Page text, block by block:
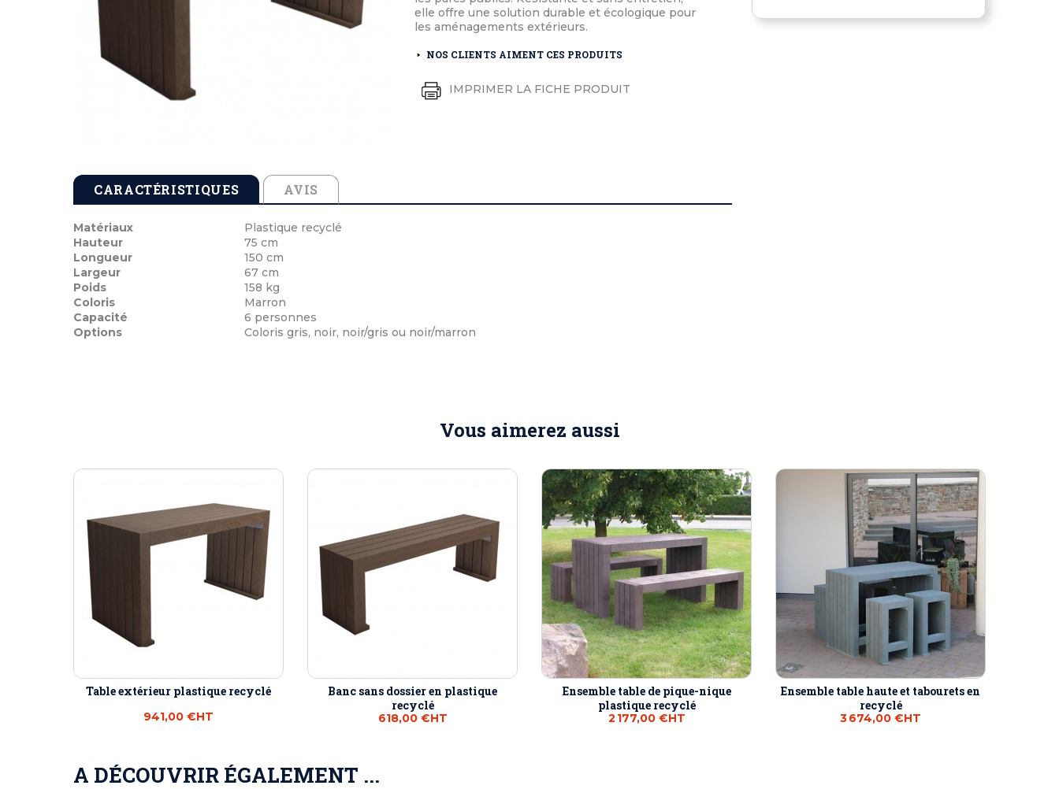
Tables de pique-nique en béton
Tables de pique-nique en stratifié compact
Tables de pique-nique en plastique recyclé
Tables de pique-nique enfants
Cendriers en béton extérieurs
Cendriers en métal extérieurs
Echarpes et attributs
Médailles de ville et médaille d'honneur
Cocardes et porte fanion
elle offre une solution durable et écologique pour
les aménagements extérieurs.
NOS CLIENTS AIMENT CES PRODUITS
IMPRIMER LA FICHE PRODUIT
CARACTÉRISTIQUES AVIS
Matériaux
Plastique recyclé
Hauteur
75 cm
Longueur
150 cm
Largeur
67 cm
Poids
158 kg
Coloris
Marron
Capacité
6 personnes
Options
Coloris gris, noir, noir/gris ou noir/marron
Vous aimerez aussi
Table extérieur plastique recyclé
941,00 €HT
Banc sans dossier en plastique
recyclé
618,00 €HT
Ensemble table de pique-nique
plastique recyclé
2 177,00 €HT
Ensemble table haute et tabourets en
recyclé
3 674,00 €HT
A DÉCOUVRIR ÉGALEMENT ...